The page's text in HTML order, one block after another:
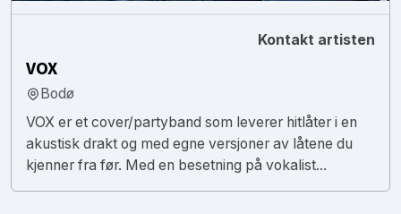
Kontakt artisten
VOX
Bodø
VOX er et cover/partyband som leverer hitlåter i en
akustisk drakt og med egne versjoner av låtene du
kjenner fra før. Med en besetning på vokalist...